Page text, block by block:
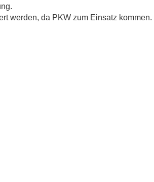
werden, da PKW zum Einsatz kommen.